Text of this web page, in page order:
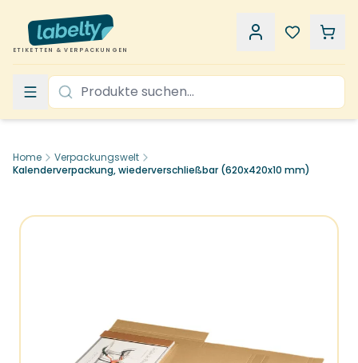
ETIKETTEN & VERPACKUNGEN
Home
Verpackungswelt
Kalenderverpackung, wiederverschließbar (620x420x10 mm)